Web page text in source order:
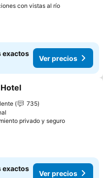
con vistas al río
exactos
Ver precios
a favoritos
735
privado y seguro
exactos
Ver precios